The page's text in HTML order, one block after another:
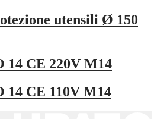
utensili Ø 150
14 CE 220V M14
14 CE 110V M14